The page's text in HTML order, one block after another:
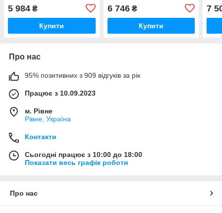
5 984 ₴
Купити
6 746₴
Купити
7
Про нас
95% позитивних з 909 відгуків за рік
Працює з 10.09.2023
м. Рівне
Рівне, Україна
Контакти
Сьогодні працює з 10:00 до 18:00
Показати весь графік роботи
Про нас